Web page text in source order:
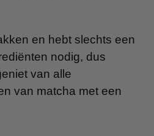
en hebt slechts een
nodig, dus
van alle
van matcha met een